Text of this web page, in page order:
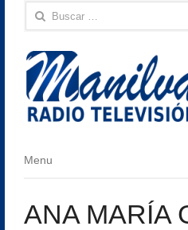
Buscar:
Menu
Menu
ANA MARÍA